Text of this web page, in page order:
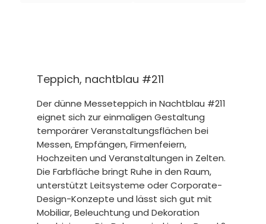
Teppich, nachtblau #211
Der dünne Messeteppich in Nachtblau #211
eignet sich zur einmaligen Gestaltung
temporärer Veranstaltungsflächen bei
Messen, Empfängen, Firmenfeiern,
Hochzeiten und Veranstaltungen in Zelten.
Die Farbfläche bringt Ruhe in den Raum,
unterstützt Leitsysteme oder Corporate-
Design-Konzepte und lässt sich gut mit
Mobiliar, Beleuchtung und Dekoration